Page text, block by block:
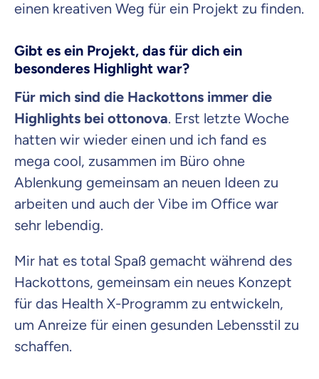
einen kreativen Weg für ein Projekt zu finden.
Gibt es ein Projekt, das für dich ein
besonderes Highlight war?
Für mich sind die Hackottons immer die
Highlights bei ottonova. Erst letzte Woche
hatten wir wieder einen und ich fand es
mega cool, zusammen im Büro ohne
Ablenkung gemeinsam an neuen Ideen zu
arbeiten und auch der Vibe im Office war
sehr lebendig.
Mir hat es total Spaß gemacht während des
Hackottons, gemeinsam ein neues Konzept
für das Health X-Programm zu entwickeln,
um Anreize für einen gesunden Lebensstil zu
schaffen.